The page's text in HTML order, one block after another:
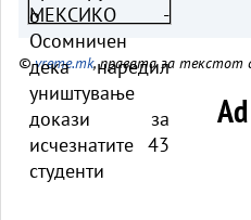
©vreme.mk, правата за текстот